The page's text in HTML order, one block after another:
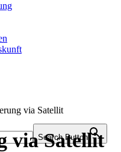
Search Button
via Satellit
via Satellit